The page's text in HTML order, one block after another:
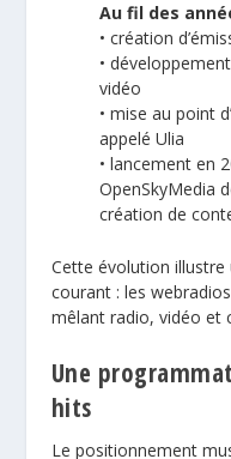
Au fil des
• création
•
vidéo
• mise au point
appelé Ulia
• lancement en
OpenSkyMedia
création de
Cette évolution illustre
courant : les
mêlant radio, vidéo et
Une
hits
Le positionnement